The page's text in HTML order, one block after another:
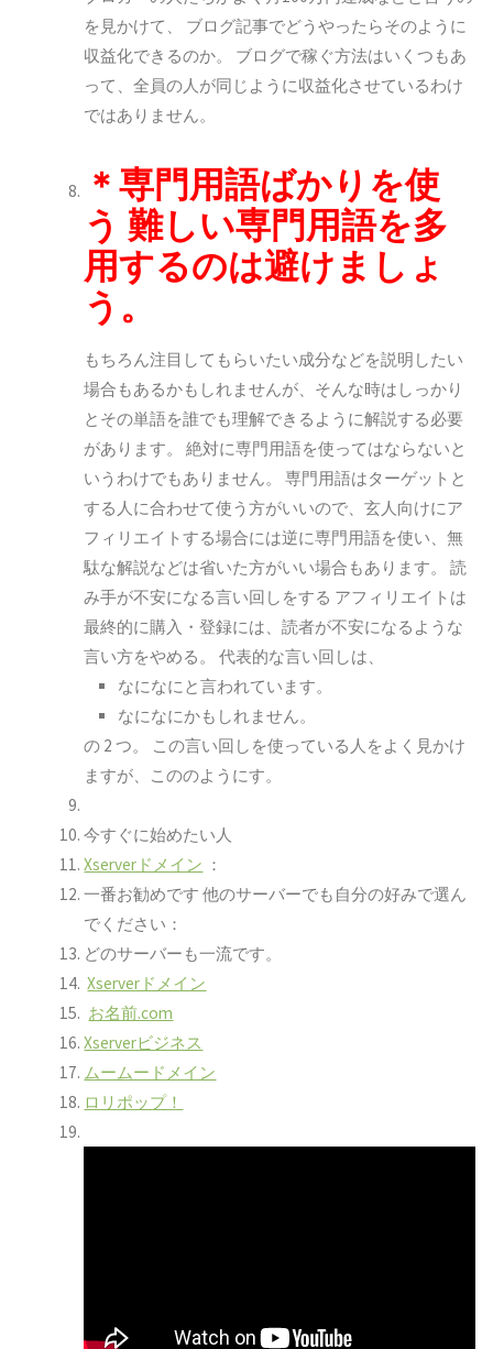
を見かけて、 ブログ記事でどうやったらそのように
収益化できるのか。 ブログで稼ぐ方法はいくつもあ
って、全員の人が同じように収益化させているわけ
ではありません。
＊専門用語ばかりを使
う 難しい専門用語を多
用するのは避けましょ
う。
もちろん注目してもらいたい成分などを説明したい
場合もあるかもしれませんが、そんな時はしっかり
とその単語を誰でも理解できるように解説する必要
があります。 絶対に専門用語を使ってはならないと
いうわけでもありません。 専門用語はターゲットと
する人に合わせて使う方がいいので、玄人向けにア
フィリエイトする場合には逆に専門用語を使い、無
駄な解説などは省いた方がいい場合もあります。読
み手が不安になる言い回しをする アフィリエイトは
最終的に購入・登録には、読者が不安になるような
言い方をやめる。
代表的な言い回しは、
なになにと言われています。
なになにかもしれません。
の 2 つ。 この言い回しを使っている人をよく見かけ
ますが、こののようにす。
今すぐに始めたい人
Xserverドメイン ：
一番お勧めです他のサーバーでも自分の好みで選ん
でください：
どのサーバーも一流です。
Xserverドメイン
お名前.com
Xserverビジネス
ムームードメイン
ロリポップ！